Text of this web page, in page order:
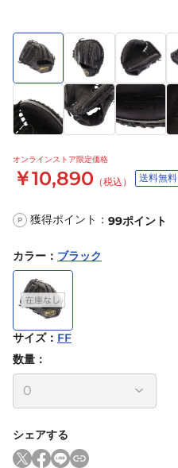
オンラインストア限定価格
￥10,890 （税込） 送料無料
P 獲得ポイント： 99ポイント
カラー ： ブラック
サイズ： FF
数量：
シェアする